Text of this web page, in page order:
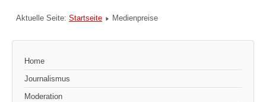
Aktuelle Seite: Startseite Medienpreise
Home
Journalismus
Moderation